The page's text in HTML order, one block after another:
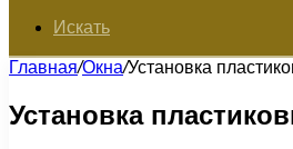
Искать
Главная/Окна/Установка
Установка